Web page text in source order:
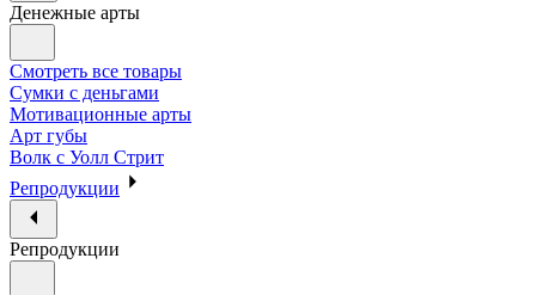
Денежные арты
Смотреть все товары
Сумки с деньгами
Мотивационные арты
Арт губы
Волк с Уолл Стрит
Репродукции
Репродукции